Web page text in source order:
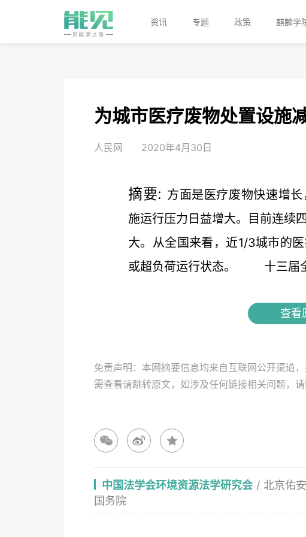
资讯 专题 政策 麒麟学
为城市医疗废物处置设施
人民网 2020年4月30日
摘要: 方面是医疗废物快速增
施运行压力日益增大。目前连续
大。从全国来看，近1/3城市的
或超负荷运行状态。 十三届
查看
免责声明：本网摘要信息均来自互联网公开渠道
需查看请跳转原文，如涉及任何链接相关问题，
中国法学会环境资源法学研究会 / 北京佑
国务院